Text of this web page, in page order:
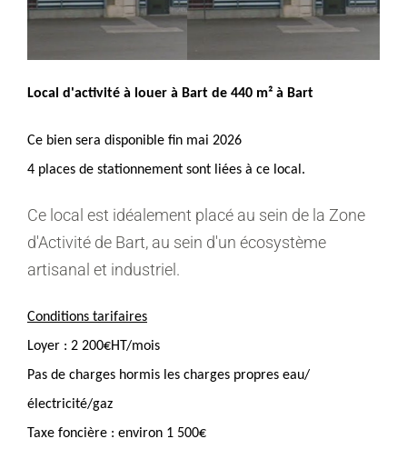
Local d'activité à louer à Bart de 440 m² à Bart
Ce bien sera disponible fin mai 2026
4 places de stationnement sont liées à ce local.
Ce local est idéalement placé au sein de la Zone
d'Activité de Bart, au sein d'un écosystème
artisanal et industriel.
Conditions tarifaires
Loyer : 2 200€HT/mois
Pas de charges hormis les charges propres eau/
électricité/gaz
Taxe foncière : environ 1 500€